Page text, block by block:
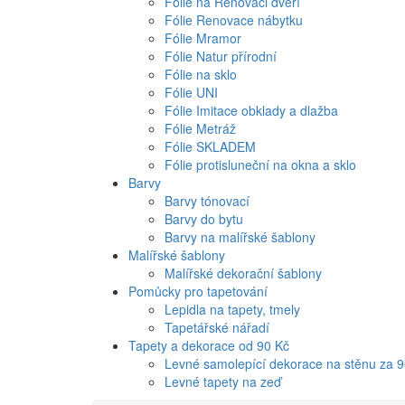
Fólie Renovace nábytku
Fólie Mramor
Fólie Natur přírodní
Fólie na sklo
Fólie UNI
Fólie Imitace obklady a dlažba
Fólie Metráž
Fólie SKLADEM
Fólie protisluneční na okna a sklo
Barvy
Barvy tónovací
Barvy do bytu
Barvy na malířské šablony
Malířské šablony
Malířské dekorační šablony
Pomůcky pro tapetování
Lepidla na tapety, tmely
Tapetářské nářadí
Tapety a dekorace od 90 Kč
Levné samolepící dekorace na stěnu za
Levné tapety na zeď